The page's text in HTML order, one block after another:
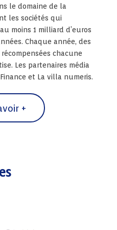
le domaine de la
les sociétés qui
moins 1 milliard d’euros
Chaque année, des
chacune
Les partenaires média
et La villa numeris.